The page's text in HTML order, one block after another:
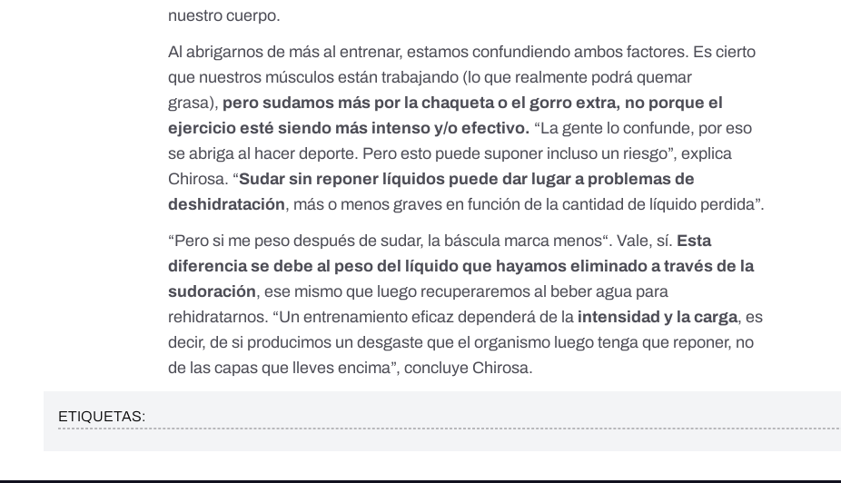
nuestro cuerpo.
Al abrigarnos de más al entrenar, estamos confundiendo ambos factores. Es cierto
que nuestros músculos están trabajando (lo que realmente podrá quemar
grasa), pero sudamos más por la chaqueta o el gorro extra, no porque el
ejercicio esté siendo más intenso y/o efectivo. “La gente lo confunde, por eso
se abriga al hacer deporte. Pero esto puede suponer incluso un riesgo”, explica
Chirosa. “Sudar sin reponer líquidos puede dar lugar a problemas de
deshidratación, más o menos graves en función de la cantidad de líquido perdida”.
“Pero si me peso después de sudar, la báscula marca menos“. Vale, sí. Esta
diferencia se debe al peso del líquido que hayamos eliminado a través de la
sudoración, ese mismo que luego recuperaremos al beber agua para
rehidratarnos. “Un entrenamiento eficaz dependerá de la intensidad y la carga, es
decir, de si producimos un desgaste que el organismo luego tenga que reponer, no
de las capas que lleves encima”, concluye Chirosa.
ETIQUETAS: